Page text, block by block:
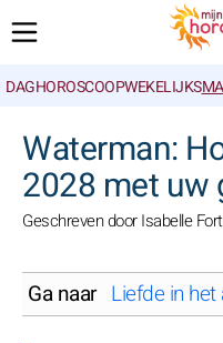
DAGHOROSCOOPWEKELIJKS
Waterman:
2028 met uw
Geschreven door Isabelle
Ga naar Liefde in